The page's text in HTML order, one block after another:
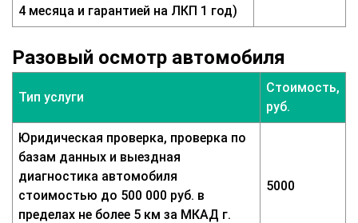
4 месяца и гарантией на ЛКП 1 год)
Разовый осмотр автомобиля
Тип услуги
Стоимость,
руб.
Юридическая проверка, проверка по
базам данных и выездная
диагностика автомобиля
стоимостью до 500 000 руб. в
пределах не более 5 км за МКАД г.
5000